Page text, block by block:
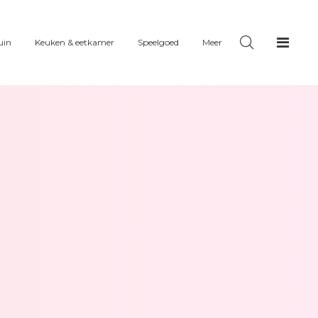
Keuken & eetkamer Speelgoed Meer